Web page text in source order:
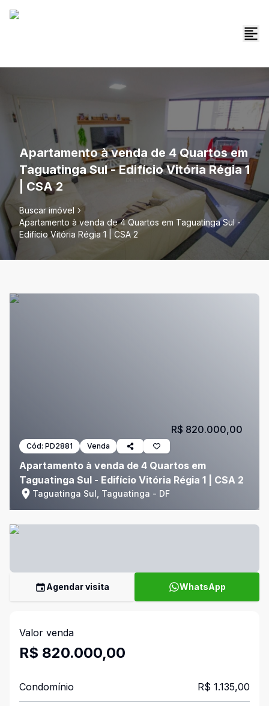
Apartamento à venda de 4 Quartos em
Taguatinga Sul - Edifício Vitória Régia 1
| CSA 2
Buscar imóvel
Apartamento à venda de 4 Quartos em Taguatinga Sul -
Edifício Vitória Régia 1 | CSA 2
Cód: PD2881 Venda
Apartamento à venda de 4 Quartos em
Taguatinga Sul - Edifício Vitória Régia 1 | CSA 2
Taguatinga Sul, Taguatinga - DF
R$ 820.000,00
Agendar visita WhatsApp
Valor venda
R$ 820.000,00
Condomínio R$ 1.135,00